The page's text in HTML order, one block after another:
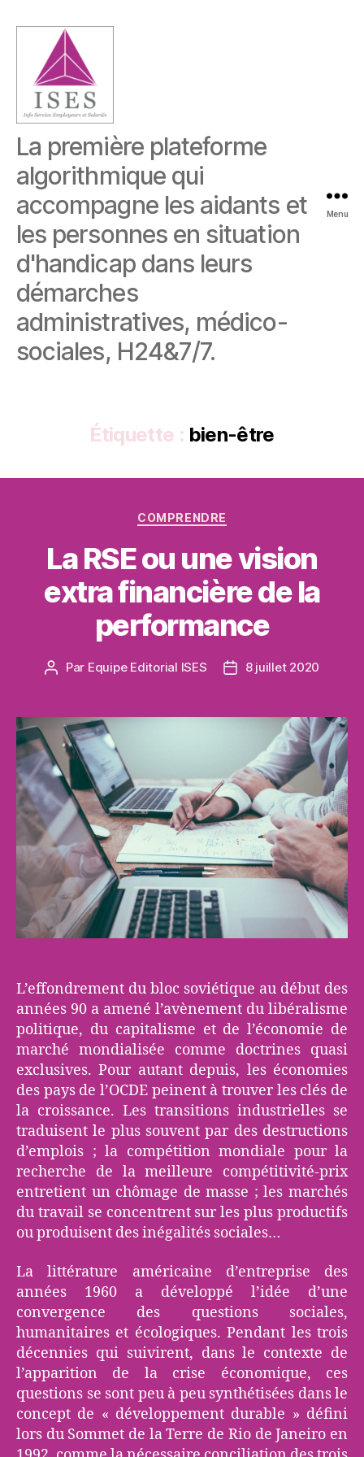
La première plateforme
algorithmique qui
accompagne les aidants et
les personnes en situation
d'handicap dans leurs
démarches
administratives, médico-
sociales, H24&7/7.
Menu
Étiquette : bien-être
Catégories
COMPRENDRE
La RSE ou une vision
extra financière de la
performance
Auteur
Par Equipe Editorial ISES
Date8 juillet 2020
L’effondrement du bloc soviétique au début des
années 90 a amené l’avènement du libéralisme
politique, du capitalisme et de l’économie de
marché mondialisée comme doctrines quasi
exclusives. Pour autant depuis, les économies
des pays de l’OCDE peinent à trouver les clés de
la croissance. Les transitions industrielles se
traduisent le plus souvent par des destructions
d’emplois ; la compétition mondiale pour la
recherche de la meilleure compétitivité-prix
entretient un chômage de masse ; les marchés
du travail se concentrent sur les plus productifs
ou produisent des inégalités sociales…
La littérature américaine d’entreprise des
années 1960 a développé l’idée d’une
convergence des questions sociales,
humanitaires et écologiques. Pendant les trois
décennies qui suivirent, dans le contexte de
l’apparition de la crise économique, ces
questions se sont peu à peu synthétisées dans le
concept de « développement durable » défini
lors du Sommet de la Terre de Rio de Janeiro en